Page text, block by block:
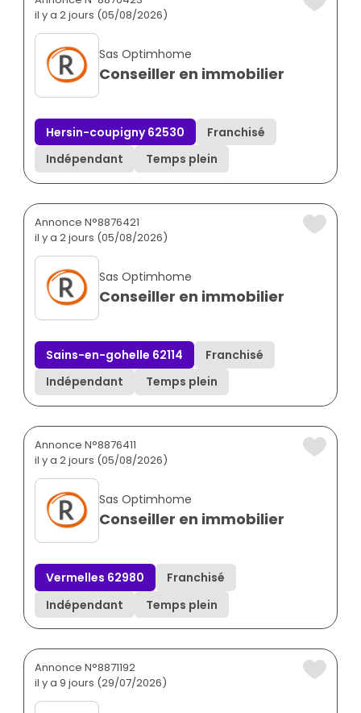
il y a 2 jours (05/08/2026)
Sas Optimhome
Conseiller en immobilier
Hersin-coupigny 62530
Franchisé
Indépendant
Temps plein
Annonce N°8876421
il y a 2 jours (05/08/2026)
Sas Optimhome
Conseiller en immobilier
Sains-en-gohelle 62114
Franchisé
Indépendant
Temps plein
Annonce N°8876411
il y a 2 jours (05/08/2026)
Sas Optimhome
Conseiller en immobilier
Vermelles 62980
Franchisé
Indépendant
Temps plein
Annonce N°8871192
il y a 9 jours (29/07/2026)